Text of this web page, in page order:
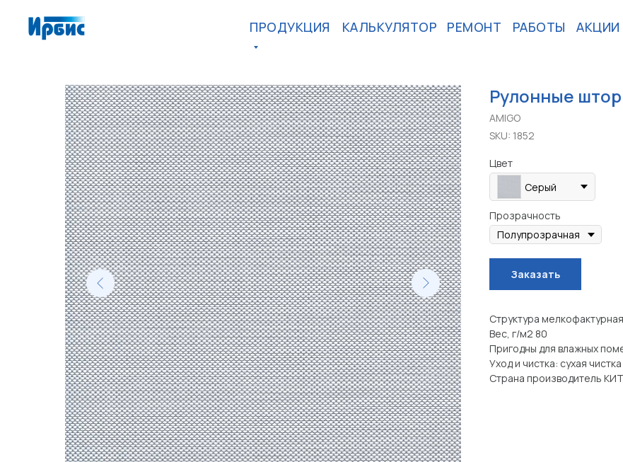
ПРОДУКЦИЯ КАЛЬКУЛЯТОР АКЦИИ
РЕМОНТ РАБОТЫ
Рулонные
AMIGO
SKU: 1852
Цвет
Серый
Прозрачность
Заказать
Структура мелкофактурная
Вес, г/м2 80
Пригодны для влажных
Уход и чистка: сухая чистка
Страна производитель